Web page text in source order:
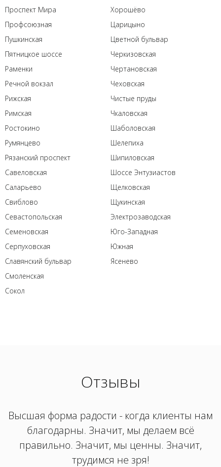
Проспект Мира
Профсоюзная
Пушкинская
Пятницкое шоссе
Раменки
Речной вокзал
Рижская
Римская
Ростокино
Румянцево
Рязанский проспект
Савеловская
Саларьево
Свиблово
Севастопольская
Семеновская
Серпуховская
Славянский бульвар
Смоленская
Сокол
Хорошёво
Царицыно
Цветной бульвар
Черкизовская
Чертановская
Чеховская
Чистые пруды
Чкаловская
Шаболовская
Шелепиха
Шипиловская
Шоссе Энтузиастов
Щелковская
Щукинская
Электрозаводская
Юго-Западная
Южная
Ясенево
Отзывы
Высшая форма радости - когда клиенты нам
благодарны. Значит, мы делаем всё
правильно. Значит, мы ценны. Значит,
трудимся не зря!